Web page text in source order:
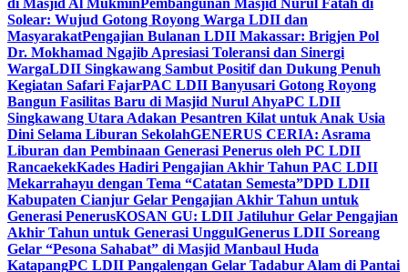
di Masjid Al MukminPembangunan Masjid Nurul Fatah di
Solear: Wujud Gotong Royong Warga LDII dan
MasyarakatPengajian Bulanan LDII Makassar: Brigjen Pol
Dr. Mokhamad Ngajib Apresiasi Toleransi dan Sinergi
WargaLDII Singkawang Sambut Positif dan Dukung Penuh
Kegiatan Safari FajarPAC LDII Banyusari Gotong Royong
Bangun Fasilitas Baru di Masjid Nurul AhyaPC LDII
Singkawang Utara Adakan Pesantren Kilat untuk Anak Usia
Dini Selama Liburan SekolahGENERUS CERIA: Asrama
Liburan dan Pembinaan Generasi Penerus oleh PC LDII
RancaekekKades Hadiri Pengajian Akhir Tahun PAC LDII
Mekarrahayu dengan Tema “Catatan Semesta”DPD LDII
Kabupaten Cianjur Gelar Pengajian Akhir Tahun untuk
Generasi PenerusKOSAN GU: LDII Jatiluhur Gelar Pengajian
Akhir Tahun untuk Generasi UnggulGenerus LDII Soreang
Gelar “Pesona Sahabat” di Masjid Manbaul Huda
KatapangPC LDII Pangalengan Gelar Tadabur Alam di Pantai